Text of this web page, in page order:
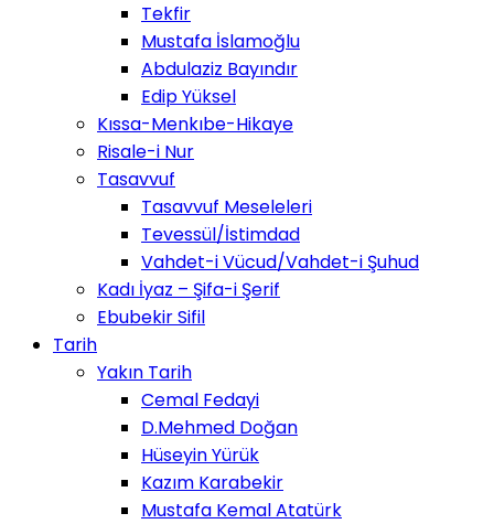
Tekfir
Mustafa İslamoğlu
Abdulaziz Bayındır
Edip Yüksel
Kıssa-Menkıbe-Hikaye
Risale-i Nur
Tasavvuf
Tasavvuf Meseleleri
Tevessül/İstimdad
Vahdet-i Vücud/Vahdet-i Şuhud
Kadı İyaz – Şifa-i Şerif
Ebubekir Sifil
Tarih
Yakın Tarih
Cemal Fedayi
D.Mehmed Doğan
Hüseyin Yürük
Kazım Karabekir
Mustafa Kemal Atatürk